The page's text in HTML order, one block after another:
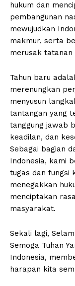
hukum dan
pembangunan
mewujudkan
makmur, serta
merusak tatanan
Tahun baru
merenungkan
menyusun
tantangan yang
tanggung jawab
keadilan, dan
Sebagai bagian
Indonesia, kami
tugas dan fungsi
menegakkan
menciptakan
masyarakat.
Sekali lagi,
Semoga Tuhan
Indonesia,
harapan kita